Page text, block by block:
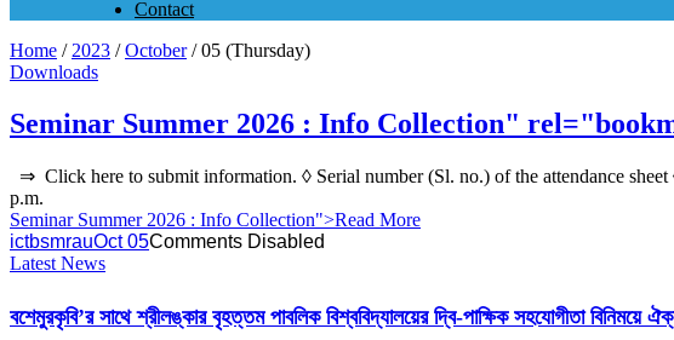
Contact
Home / 2023 /October /05 (Thursday)
Downloads
Seminar Summer 2026 : Info Collection"
⇒ Click here to submit information. ◊ Serial number (Sl. no.) of the attendance
p.m.
Seminar Summer 2026 : Info Collection">Read More
ictbsmrauOct 05Comments Disabled
Latest News
বশেমুরকৃবি’র সাথে শ্রীলঙ্কার বৃহত্তম পাবলিক বিশ্ববিদ্যালয়ের দ্বি-পাক্ষিক সহযোগীতা